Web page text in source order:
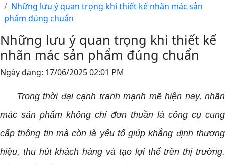
Những lưu ý quan trọng khi thiết kế nhãn mác sản
phẩm đúng chuẩn
Những lưu ý quan trọng khi thiết kế
nhãn mác sản phẩm đúng chuẩn
Ngày đăng: 17/06/2025 02:01 PM
Trong thời đại cạnh tranh mạnh mẽ hiện nay, nhãn
mác sản phẩm không chỉ đơn thuần là công cụ cung
cấp thông tin mà còn là yếu tố giúp khẳng định thương
hiệu, thu hút khách hàng và tạo lợi thế trên thị trường.